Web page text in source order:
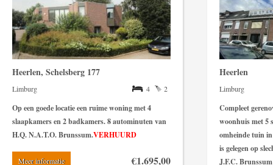
Heerlen, Schelsberg 177
4 2
Limburg
Op een goede locatie een ruime woning met 4
slaapkamers en 2 badkamers. 8 autominuten van
H.Q. N.A.T.O. Brunssum.VERHUURD
Meer informatie €1.695,00
Heerlen
Limburg
Compleet
woonhuis met 5
omheinde tuin
is gelegen op
J.F.C.